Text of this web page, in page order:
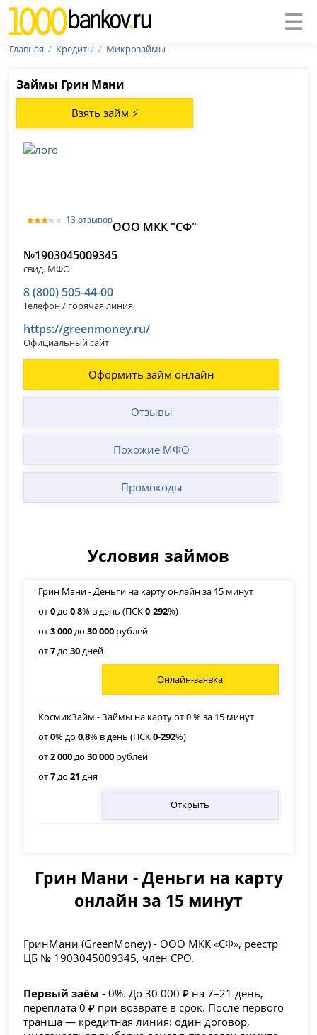
Главная Кредиты Микрозаймы
Займы Грин Мани
Взять займ ⚡
13 отзывовООО МКК "СФ"
№1903045009345
свид. МФО
8 (800) 505-44-00
Телефон / горячая линия
https://greenmoney.ru/
Официальный сайт
Оформить займ онлайн
Отзывы
Похожие МФО
Промокоды
Условия займов
Грин Мани - Деньги на карту онлайн за 15 минут
от0до0,8% в день (ПСК0-292%)
от3 000до30 000 рублей
от7до30дней
Онлайн-заявка
КосмикЗайм - Займы на карту от 0 % за 15 минут
от0% до0,8% в день (ПСК0-292%)
от2 000до30 000 рублей
от7до21 дня
Открыть
Грин Мани - Деньги на карту
онлайн за 15 минут
ГринМани (GreenMoney) - ООО МКК «СФ», реестр
ЦБ № 1903045009345, член СРО.
Первый заём- 0%. До 30 000 ₽ на 7–21 день,
переплата 0 ₽ при возврате в срок. После первого
транша — кредитная линия: один договор,